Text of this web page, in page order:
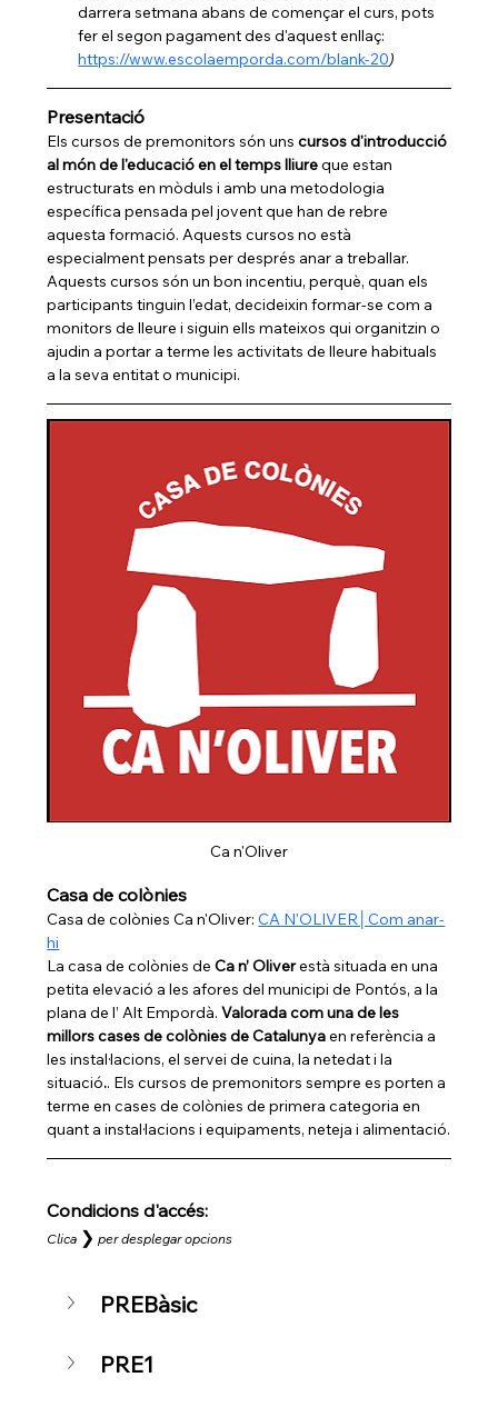
darrera setmana abans de començar el curs, pots
fer el segon pagament des d'aquest enllaç:
https://www.escolaemporda.com/blank-20)
Presentació
Els cursos de premonitors són uns cursos d'introducció
al món de l'educació en el temps lliure que estan
estructurats en mòduls i amb una metodologia
específica pensada pel jovent que han de rebre
aquesta formació. Aquests cursos no està
especialment pensats per després anar a treballar.
Aquests cursos són un bon incentiu, perquè, quan els
participants tinguin l’edat, decideixin formar-se com a
monitors de lleure i siguin ells mateixos qui organitzin o
ajudin a portar a terme les activitats de lleure habituals
a la seva entitat o municipi.
Ca n'Oliver
Casa de colònies
Casa de colònies Ca n'Oliver: CA N'OLIVER│Com anar-
hi
La casa de colònies de Ca n’ Oliver està situada en una
petita elevació a les afores del municipi de Pontós, a la
plana de l’ Alt Empordà. Valorada com una de les
millors cases de colònies de Catalunya en referència a
les instal·lacions, el servei de cuina, la netedat i la
situació.. Els cursos de premonitors sempre es porten a
terme en cases de colònies de primera categoria en
quant a instal·lacions i equipaments, neteja i alimentació.
Condicions d'accés:
Clica ❯ per desplegar opcions
PREBàsic
PRE1